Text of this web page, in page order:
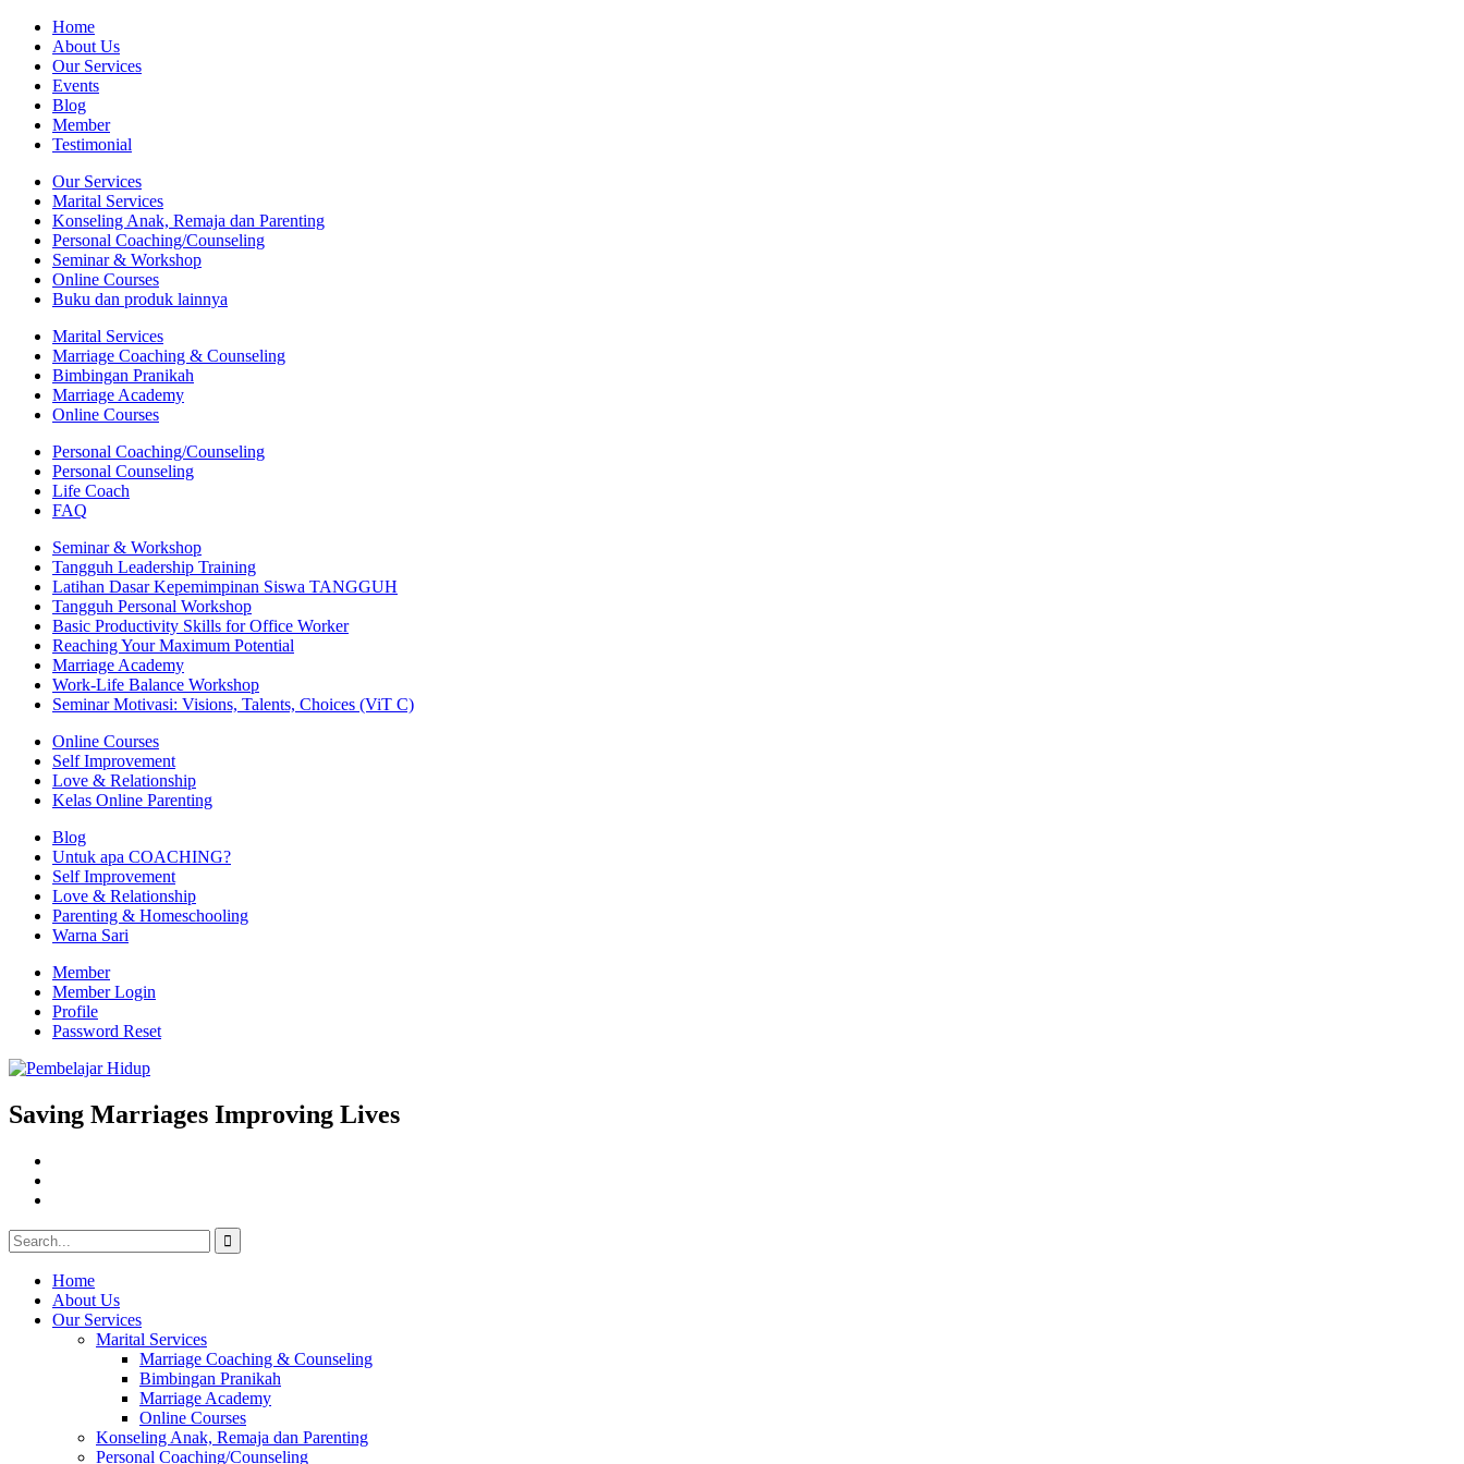
Home
About Us
Our Services
Events
Blog
Member
Testimonial
Our Services
Marital Services
Konseling Anak, Remaja dan Parenting
Personal Coaching/Counseling
Seminar & Workshop
Online Courses
Buku dan produk lainnya
Marital Services
Marriage Coaching & Counseling
Bimbingan Pranikah
Marriage Academy
Online Courses
Personal Coaching/Counseling
Personal Counseling
Life Coach
FAQ
Seminar & Workshop
Tangguh Leadership Training
Latihan Dasar Kepemimpinan Siswa TANGGUH
Tangguh Personal Workshop
Basic Productivity Skills for Office Worker
Reaching Your Maximum Potential
Marriage Academy
Work-Life Balance Workshop
Seminar Motivasi: Visions, Talents, Choices (ViT C)
Online Courses
Self Improvement
Love & Relationship
Kelas Online Parenting
Blog
Untuk apa COACHING?
Self Improvement
Love & Relationship
Parenting & Homeschooling
Warna Sari
Member
Member Login
Profile
Password Reset
Skip
content
Saving Marriages Improving Lives
Search
for:
Home
About Us
Our Services
Marital Services
Marriage Coaching & Counseling
Bimbingan Pranikah
Marriage Academy
Online Courses
Konseling Anak, Remaja dan Parenting
Personal Coaching/Counseling